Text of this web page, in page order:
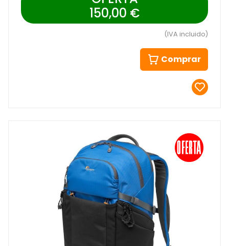
150,00 €
(IVA incluido)
Comprar